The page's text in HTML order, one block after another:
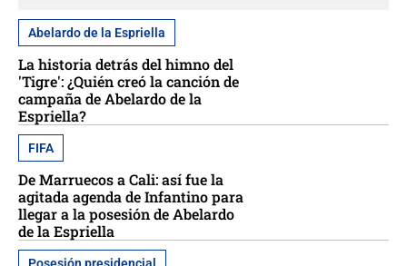
Abelardo de la Espriella
La historia detrás del himno del
'Tigre': ¿Quién creó la canción de
campaña de Abelardo de la
Espriella?
FIFA
De Marruecos a Cali: así fue la
agitada agenda de Infantino para
llegar a la posesión de Abelardo
de la Espriella